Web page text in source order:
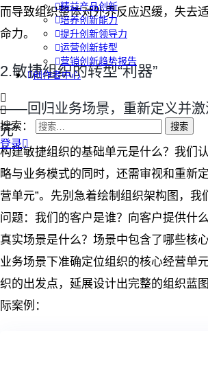
精益产品创新
培养创新能力
提升创新领导力
运营创新转型
营销创新趋势报告
创作者中心
搜索：
登录
而导致组织整体对外界反应迟缓，失去
命力。
2.敏捷组织的转型“利器”
——回归业务场景，重新定义并激
元”
构建敏捷组织的基础单元是什么？我们
略与业务模式的同时，还需审视和重新
营单元”。先别急着绘制组织架构图，我
问题：我们的客户是谁？向客户提供什
真实场景是什么？场景中包含了哪些核
业务场景下准确定位组织的核心经营单
织的出发点，延展设计出完整的组织蓝
际案例：